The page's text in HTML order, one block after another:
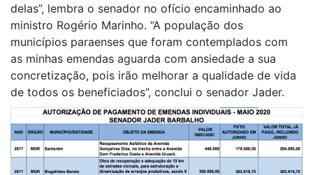
delas”, lembra o senador no ofício encaminhado ao
ministro Rogério Marinho. “A população dos
municípios paraenses que foram contemplados com
as minhas emendas aguarda com ansiedade a sua
concretização, pois irão melhorar a qualidade de vida
de todos os beneficiados”, conclui o senador Jader.